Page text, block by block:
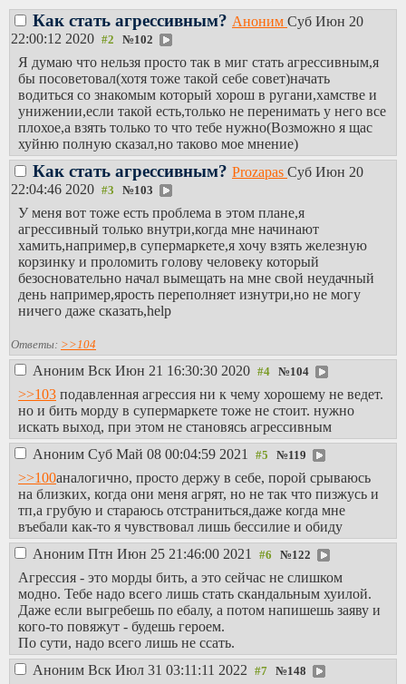
Как стать агрессивным? Аноним Суб Июн 20
22:00:12 2020
№102
Я думаю что нельзя просто так в миг стать агрессивным,я
бы посоветовал(хотя тоже такой себе совет)начать
водиться со знакомым который хорош в ругани,хамстве и
унижении,если такой есть,только не перенимать у него все
плохое,а взять только то что тебе нужно(Возможно я щас
хуйню полную сказал,но таково мое мнение)
Как стать агрессивным? Prozapas Суб Июн 20
22:04:46 2020
№103
У меня вот тоже есть проблема в этом плане,я
агрессивный только внутри,когда мне начинают
хамить,например,в супермаркете,я хочу взять железную
корзинку и проломить голову человеку который
безосновательно начал вымещать на мне свой неудачный
день например,ярость переполняет изнутри,но не могу
ничего даже сказать,help
Ответы: >>104
Аноним Вск Июн 21 16:30:30 2020 №104
>>103 подавленная агрессия ни к чему хорошему не ведет.
но и бить морду в супермаркете тоже не стоит. нужно
искать выход, при этом не становясь агрессивным
Аноним Суб Май 08 00:04:59 2021 №119
>>100аналогично, просто держу в себе, порой срываюсь
на близких, когда они меня агрят, но не так что пизжусь и
тп,а грубую и стараюсь отстраниться,даже когда мне
въебали как-то я чувствовал лишь бессилие и обиду
Аноним Птн Июн 25 21:46:00 2021 №122
Агрессия - это морды бить, а это сейчас не слишком
модно. Тебе надо всего лишь стать скандальным хуилой.
Даже если выгребешь по ебалу, а потом напишешь заяву и
кого-то повяжут - будешь героем.
По сути, надо всего лишь не ссать.
Аноним Вск Июл 31 03:11:11 2022 №148